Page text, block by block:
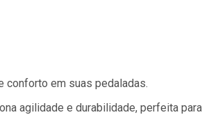
conforto em suas pedaladas.
agilidade e durabilidade, perfeita para